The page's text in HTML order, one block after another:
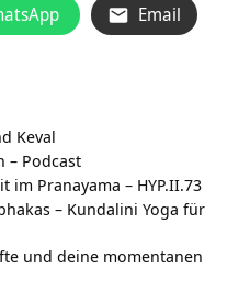
Email
Keval
– Podcast
Pranayama – HYP.II.73
– Kundalini Yoga für
und deine momentanen